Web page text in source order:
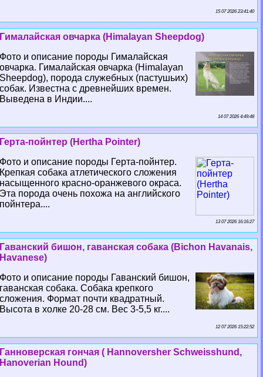
15 07 2026 23:41:40
Гималайская овчарка (Himalayan Sheepdog)
Фото и описание породы Гималайская
овчарка. Гималайская овчарка (Himalayan
Sheepdog), порода служебных (пастушьих)
собак. Известна с древнейших времен.
Выведена в Индии....
14 07 2026 4:49:48
Герта-пойнтер (Hertha Pointer)
Фото и описание породы Герта-пойнтер.
Крепкая собака атлетического сложения
насыщенного красно-оранжевого окраса.
Эта порода очень похожа на английского
пойнтера....
13 07 2026 16:16:27
Гаванский бишон, гаванская собака (Bichon Havanais,
Havanese)
Фото и описание породы Гаванский бишон,
гаванская собака. Собака крепкого
сложения. Формат почти квадратный.
Высота в холке 20-28 см. Вес 3-5,5 кг....
12 07 2026 15:22:52
Ганноверская гончая ( Hannoversher Schweisshund,
Hanoverian Hound)